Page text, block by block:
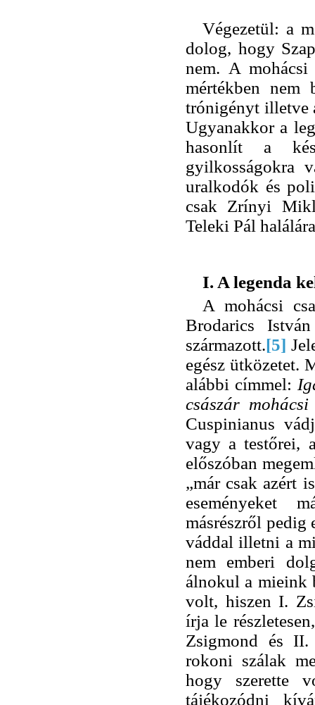
Végezetül: a
dolog, hogy
nem. A mohácsi
mértékben nem
trónigényt illetve
Ugyanakkor a
hasonlít a
gyilkosságokra
uralkodók és
csak Zrínyi
Teleki Pál
I. A legenda
A mohácsi
Brodarics
származott.[5]
egész ütközetet.
alábbi címmel:
császár
Cuspinianus
vagy a testőrei,
előszóban
„már csak azért
eseményeket
másrészről pedig
váddal illetni a
nem emberi
álnokul a mieink
volt, hiszen I.
írja le
Zsigmond és
rokoni szálak
hogy szerette
tájékozódni